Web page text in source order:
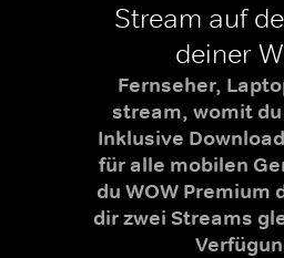
Stream auf
deiner
Fernseher,
stream, womit
Inklusive
für alle mobilen
du WOW Premium
dir zwei Streams